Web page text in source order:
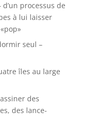
processus de
à lui laisser
seul –
îles au large
des
des lance-